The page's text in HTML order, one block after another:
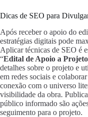
Dicas de SEO para
Após receber o apoio do
estratégias digitais pode
Aplicar técnicas de SEO é
“Edital de Apoio a
detalhes sobre o projeto e
em redes sociais e
conexão com o universo
visibilidade da obra.
público informado são
seguimento para o projeto.